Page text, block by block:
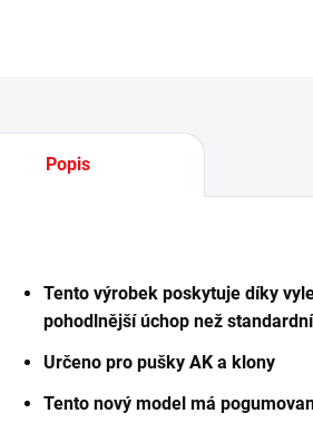
Popis
Tento výrobek poskytuje díky
pohodlnější úchop než
Určeno pro pušky AK a klony
Tento nový model má